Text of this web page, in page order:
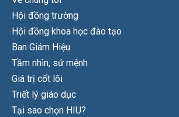
Hội đồng trường
Hội đồng khoa học đào tạo
Ban Giám Hiệu
Tầm nhìn, sứ mệnh
Giá trị cốt lõi
Triết lý giáo dục
Tại sao chọn HIU?